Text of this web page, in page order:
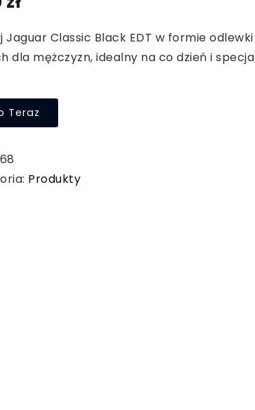
Jaguar Classic Black EDT w formie
dla mężczyzn, idealny na co dzień i
Teraz
Produkty